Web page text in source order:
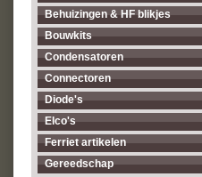
Behuizingen & HF blikjes
Bouwkits
Condensatoren
Connectoren
Diode's
Elco's
Ferriet artikelen
Gereedschap